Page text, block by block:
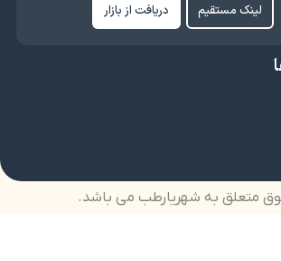
لینک مستقیم دریافت از بازار
متعلق به شهریارطب می باشد.